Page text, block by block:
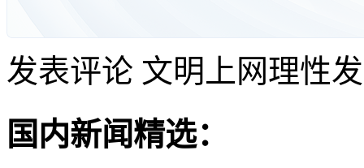
发表评论 文明上网理性
国内新闻精选：